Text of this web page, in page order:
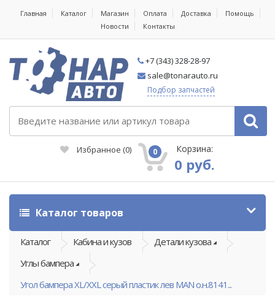
Главная Каталог Магазин Оплата Доставка
Помощь
Новости
Контакты
+7 (343) 328-28-97
sale@tonarauto.ru
Подбор запчастей
Избранное (0) 0 Корзина:
0 руб.
Каталог товаров
Каталог Кабина и кузов
Детали кузова
Углы бампера
Угол бампера XL/XXL серый пластик лев MAN о.н.8141...